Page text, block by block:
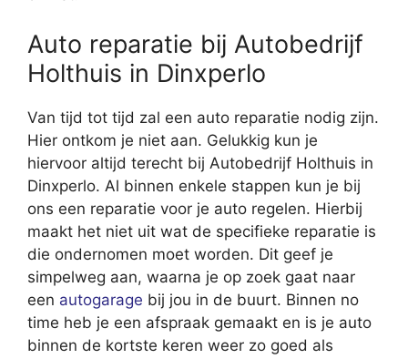
Auto reparatie bij Autobedrijf
Holthuis in Dinxperlo
Van tijd tot tijd zal een auto reparatie nodig zijn.
Hier ontkom je niet aan. Gelukkig kun je
hiervoor altijd terecht bij Autobedrijf Holthuis in
Dinxperlo. Al binnen enkele stappen kun je bij
ons een reparatie voor je auto regelen. Hierbij
maakt het niet uit wat de specifieke reparatie is
die ondernomen moet worden. Dit geef je
simpelweg aan, waarna je op zoek gaat naar
een autogarage bij jou in de buurt. Binnen no
time heb je een afspraak gemaakt en is je auto
binnen de kortste keren weer zo goed als